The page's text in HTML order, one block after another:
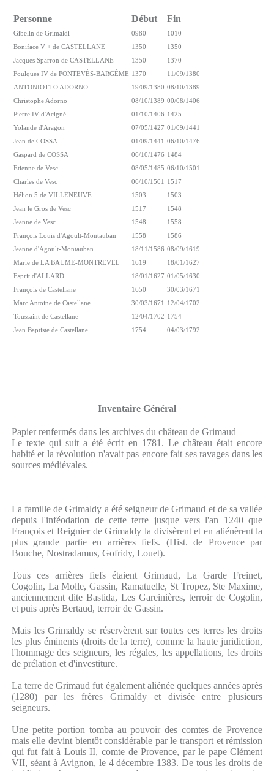
Personne Début Fin
Gibelin de Grimaldi 0980
1010
Boniface V + de CASTELLANE
1350
1350
Jacques Sparron de CASTELLANE
1350
1370
Foulques IV de PONTEVÈS-BARGÈME 1370
11/09/1380
ANTONIOTTO ADORNO
19/09/1380 08/10/1389
Christophe Adorno
08/10/1389 00/08/1406
Pierre IV d'Acigné
01/10/1406 1425
Yolande d'Aragon
07/05/1427 01/09/1441
Jean de COSSA
01/09/1441 06/10/1476
Gaspard de COSSA
06/10/1476 1484
Etienne de Vesc
08/05/1485 06/10/1501
Charles de Vesc
06/10/1501 1517
Hélion 5 de VILLENEUVE
1503
1503
Jean le Gros de Vesc
1517
1548
Jeanne de Vesc
1548
1558
François Louis d'Agoult-Montauban
1558
1586
Jeanne d'Agoult-Montauban
18/11/1586 08/09/1619
Marie de LA BAUME-MONTREVEL
1619
18/01/1627
Esprit d'ALLARD
18/01/1627 01/05/1630
François de Castellane
1650
30/03/1671
Marc Antoine de Castellane
30/03/1671 12/04/1702
Toussaint de Castellane
12/04/1702 1754
Jean Baptiste de Castellane
1754 04/03/1792
Inventaire Général
Papier renfermés dans les archives du château de Grimaud
Le texte qui suit a été écrit en 1781. Le château était encore
habité et la révolution n'avait pas encore fait ses ravages dans les
sources médiévales.
La famille de Grimaldy a été seigneur de Grimaud et de sa vallée
depuis l'inféodation de cette terre jusque vers l'an 1240 que
François et Reignier de Grimaldy la divisèrent et en aliénèrent la
plus grande partie en arrières fiefs. (Hist. de Provence par
Bouche, Nostradamus, Gofridy, Louet).
Tous ces arrières fiefs étaient Grimaud, La Garde Freinet,
Cogolin, La Molle, Gassin, Ramatuelle, St Tropez, Ste Maxime,
anciennement dite Bastida, Les Gareinières, terroir de Cogolin,
et puis après Bertaud, terroir de Gassin.
Mais les Grimaldy se réservèrent sur toutes ces terres les droits
les plus éminents (droits de la terre), comme la haute juridiction,
l'hommage des seigneurs, les régales, les appellations, les droits
de prélation et d'investiture.
La terre de Grimaud fut également aliénée quelques années après
(1280) par les frères Grimaldy et divisée entre plusieurs
seigneurs.
Une petite portion tomba au pouvoir des comtes de Provence
mais elle devint bientôt considérable par le transport et rémission
qui fut fait à Louis II, comte de Provence, par le pape Clément
VII, séant à Avignon, le 4 décembre 1383. De tous les droits de